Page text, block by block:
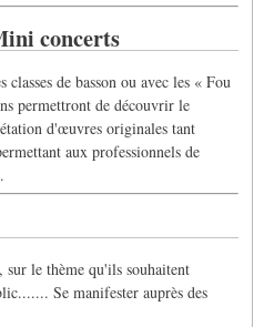
concerts
de basson ou avec les « Fou
permettront de découvrir le
d'œuvres originales tant
aux professionnels de
sur le thème qu'ils souhaitent
Se manifester auprès des